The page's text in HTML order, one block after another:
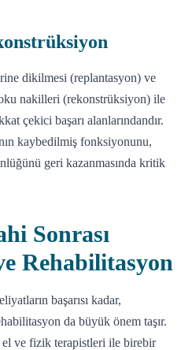
dikilmesi (replantasyon) ve
nakilleri (rekonstrüksiyon) ile
çekici başarı alanlarındandır.
kaybedilmiş fonksiyonunu,
geri kazanmasında kritik
Sonrası
Rehabilitasyon
başarısı kadar,
da büyük önem taşır.
el ve fizik terapistleri ile birebir